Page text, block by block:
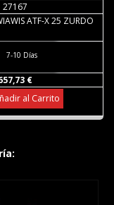
27167
ATF-X 25 ZURDO
7-10 Días
€
al Carrito